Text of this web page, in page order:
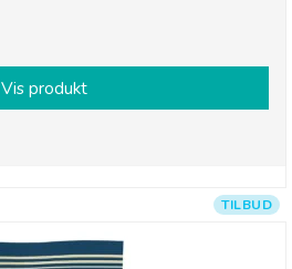
Vis produkt
TILBUD